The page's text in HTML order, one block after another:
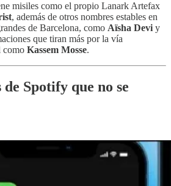
misiles como el propio Lanark Artefax
, además de otros nombres estables en
de Barcelona, como Aïsha Devi y
que tiran más por la vía
como Kassem Mosse.
Spotify que no se